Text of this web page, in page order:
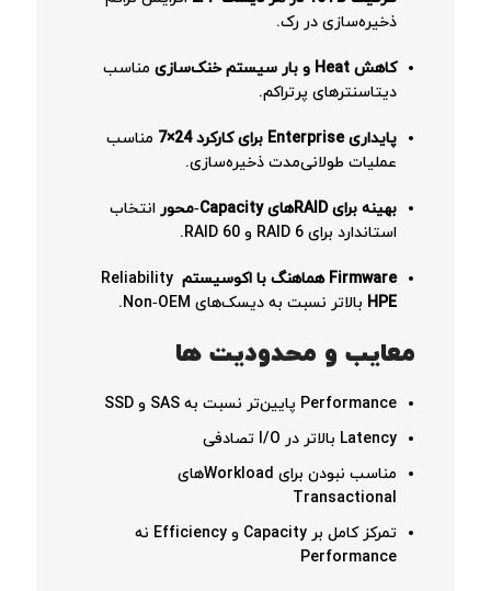
ذخیره‌سازی در رک.
کاهش Heat و بار سیستم خنک‌سازی
مناسب
دیتاسنترهای پرتراکم.
پایداری Enterprise برای کارکرد 24×7
مناسب
عملیات طولانی‌مدت ذخیره‌سازی.
بهینه برای RAIDهای Capacity‑محور
انتخاب
استاندارد برای RAID 6 و RAID 60.
Firmware هماهنگ با اکوسیستم
HPE بالاتر نسبت به دیسک‌های Non‑OEM.
معایب و محدودیت ها
Performance پایین‌تر نسبت به SAS و SSD
Latency بالاتر در I/O تصادفی
مناسب نبودن برای Workloadهای
Transactional
تمرکز کامل بر Capacity و Efficiency نه
Performance